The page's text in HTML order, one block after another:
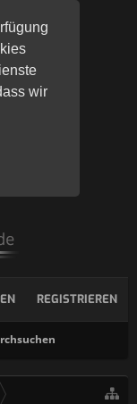
wir
REGISTRIEREN